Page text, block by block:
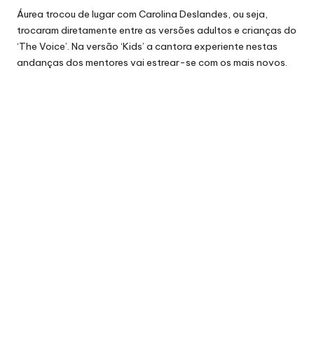
Áurea trocou de lugar com Carolina Deslandes, ou seja,
trocaram diretamente entre as versões adultos e crianças do
‘The Voice’. Na versão ‘Kids’ a cantora experiente nestas
andanças dos mentores vai estrear-se com os mais novos.